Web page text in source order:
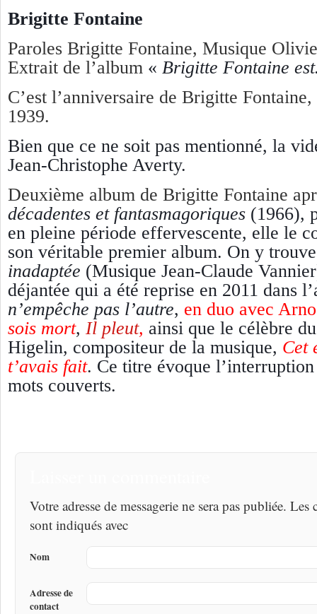
Brigitte Fontaine
Paroles Brigitte Fontaine, Musique
Extrait de l’album « Brigitte Fontaine
C’est l’anniversaire de Brigitte
1939.
Bien que ce ne soit pas mentionné, la
Jean-Christophe Averty.
Deuxième album de Brigitte Fontaine
décadentes et fantasmagoriques (1966),
en pleine période effervescente, elle le
son véritable premier album. On y
inadaptée (Musique Jean-Claude
déjantée qui a été reprise en 2011 dans
n’empêche pas l’autre, en duo avec Arno
sois mort, Il pleut, ainsi que le célèbre
Higelin, compositeur de la musique, Cet
t’avais fait. Ce titre évoque l’interruption
mots couverts.
Votre adresse de messagerie ne sera pas publiée.
sont indiqués avec
Nom
Adresse de
contact